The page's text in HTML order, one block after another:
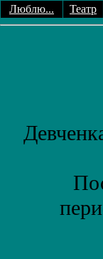
Люблю... Театр